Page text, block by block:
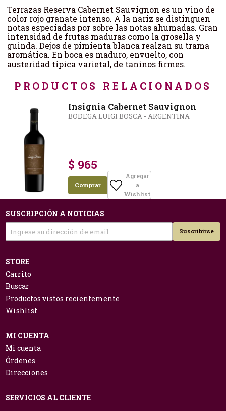
Terrazas Reserva Cabernet Sauvignon es un vino de
color rojo granate intenso. A la nariz se distinguen
notas especiadas por sobre las notas ahumadas. Gran
intensidad de frutas maduras como la grosella y
guinda. Dejos de pimienta blanca realzan su trama
aromática. En boca es maduro, envuelto, con
austeridad típica varietal, de taninos firmes.
PRODUCTOS RELACIONADOS
Insignia Cabernet Sauvignon
BODEGA LUIGI BOSCA - ARGENTINA
$ 965
Comprar
Agregar
a
Wishlist
SUSCRIPCIÓN A NOTICIAS
Suscribirse
STORE
Carrito
Buscar
Productos vistos recientemente
Wishlist
MI CUENTA
Mi cuenta
Órdenes
Direcciones
SERVICIOS AL CLIENTE